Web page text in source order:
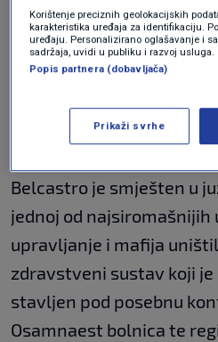
se ne ponašaju na "način
štetan, da kod kuće
"ne napuštaju svoj dom
vremena odmaraju",
Belcastro je smješten u
jednoj od najsiromašnijih
upravljanje i mafija
zdravstveni sustav koji je
stavljen pod posebnu
Osamnaest bolnica te
Korištenje preciznih geolokacijskih
karakteristika uređaja za identifikaciju.
uređaju. Personalizirano oglašavanje i
sadržaja, uvidi u publiku i razvoj usluga.
Popis partnera (dobavljača)
Prikaži svrhe